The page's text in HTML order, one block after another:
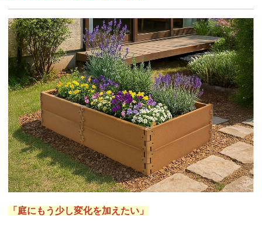
「庭にもう少し変化を加えたい」